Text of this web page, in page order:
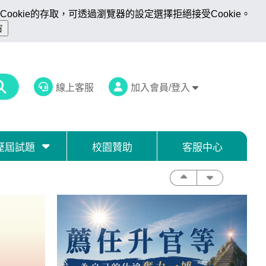
的存取，可透過瀏覽器的設定選擇拒絕接受Cookie。
線上客服 加入會員/登入
屆試題 校園贊助 客服中心